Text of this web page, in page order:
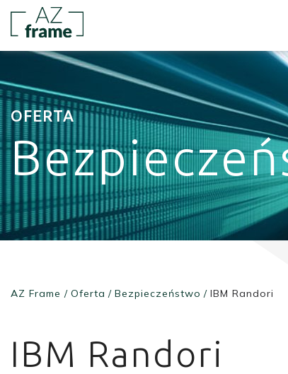
OFERTA
AZ Frame / Oferta / Bezpieczeństwo / IBM Randori
IBM Randori